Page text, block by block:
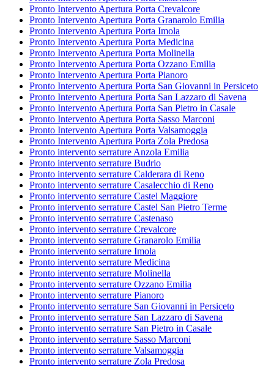
Pronto Intervento Apertura Porta Crevalcore
Pronto Intervento Apertura Porta Granarolo Emilia
Pronto Intervento Apertura Porta Imola
Pronto Intervento Apertura Porta Medicina
Pronto Intervento Apertura Porta Molinella
Pronto Intervento Apertura Porta Ozzano Emilia
Pronto Intervento Apertura Porta Pianoro
Pronto Intervento Apertura Porta San Giovanni in Persiceto
Pronto Intervento Apertura Porta San Lazzaro di Savena
Pronto Intervento Apertura Porta San Pietro in Casale
Pronto Intervento Apertura Porta Sasso Marconi
Pronto Intervento Apertura Porta Valsamoggia
Pronto Intervento Apertura Porta Zola Predosa
Pronto intervento serrature Anzola Emilia
Pronto intervento serrature Budrio
Pronto intervento serrature Calderara di Reno
Pronto intervento serrature Casalecchio di Reno
Pronto intervento serrature Castel Maggiore
Pronto intervento serrature Castel San Pietro Terme
Pronto intervento serrature Castenaso
Pronto intervento serrature Crevalcore
Pronto intervento serrature Granarolo Emilia
Pronto intervento serrature Imola
Pronto intervento serrature Medicina
Pronto intervento serrature Molinella
Pronto intervento serrature Ozzano Emilia
Pronto intervento serrature Pianoro
Pronto intervento serrature San Giovanni in Persiceto
Pronto intervento serrature San Lazzaro di Savena
Pronto intervento serrature San Pietro in Casale
Pronto intervento serrature Sasso Marconi
Pronto intervento serrature Valsamoggia
Pronto intervento serrature Zola Predosa